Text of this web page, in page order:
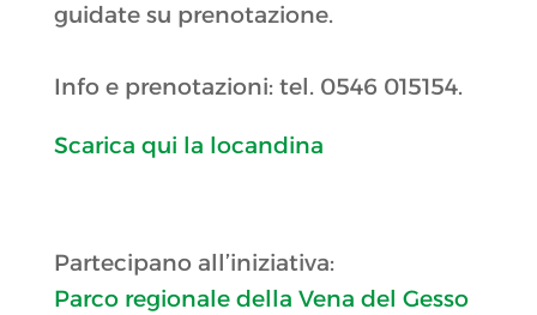
guidate su prenotazione.
Info e prenotazioni: tel. 0546 015154.
Scarica qui la locandina
Partecipano all’iniziativa:
Parco regionale della Vena del Gesso